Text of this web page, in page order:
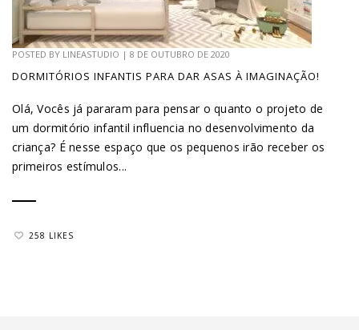
POSTED BY LINEASTUDIO | 8 DE OUTUBRO DE 2020
DORMITÓRIOS INFANTIS PARA DAR ASAS À IMAGINAÇÃO!
Olá, Vocês já pararam para pensar o quanto o projeto de
um dormitório infantil influencia no desenvolvimento da
criança? É nesse espaço que os pequenos irão receber os
primeiros estímulos...
258 LIKES